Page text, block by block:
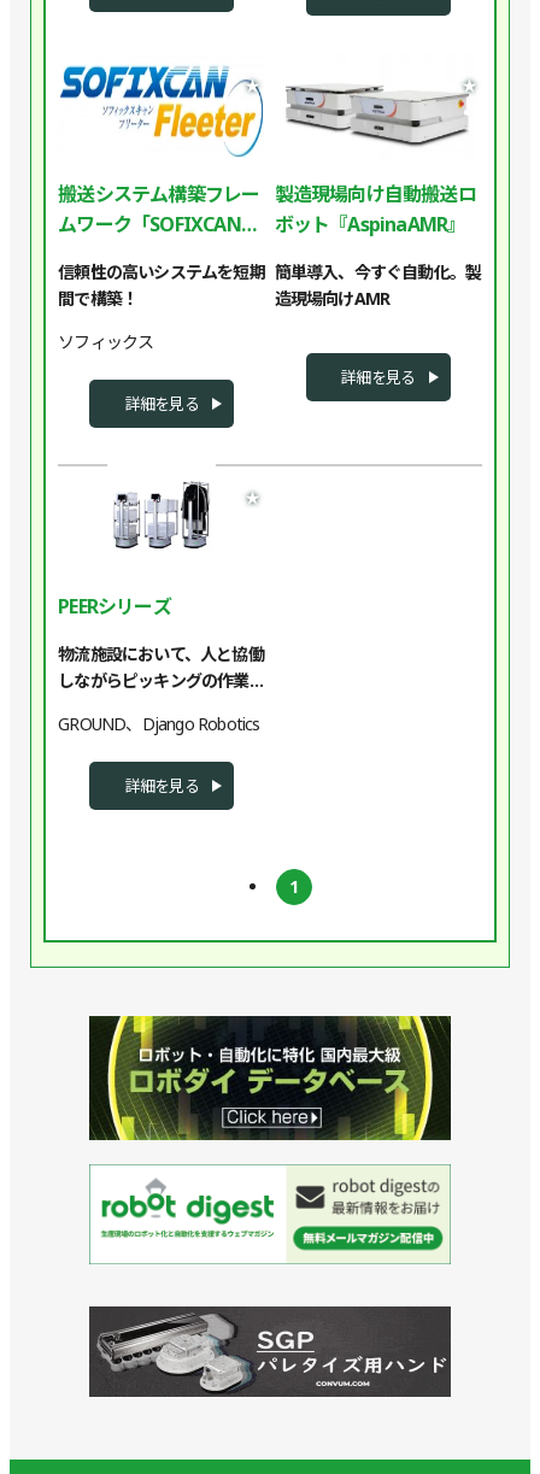
★
搬送システム構築フレー
ムワーク「SOFIXCAN
信頼性の高いシステムを短期
間で構築！
ソフィックス
詳細を見る
★
製造現場向け自動搬送ロ
ボット『AspinaAMR』
簡単導入、今すぐ自動化。製
造現場向けAMR
詳細を見る
★
PEERシリーズ
物流施設において、人と協働
しながらピッキングの作業支
GROUND、Django Robotics
詳細を見る
1